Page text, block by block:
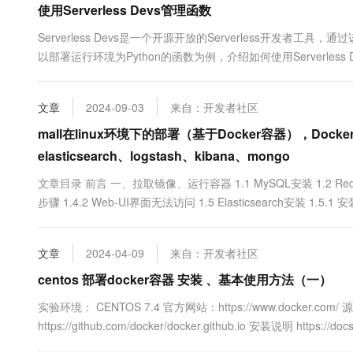
使用Serverless Devs管理函数
Serverless Devs是一个开源开放的Serverless开发者工具，通
以部署运行环境为Python的函数为例，介绍如何使用Serverless
文章 2024-09-03 来自：开发者社区
mall在linux环境下的部署（基于Docker容器），
elasticsearch、logstash、kibana、mongo
文章目录 前言 一、拉取镜像、运行容器 1.1 MySQL安装 1.2
步骤 1.4.2 Web-UI界面无法访问 1.5 Elasticsearch安装 1.5.1
文章 2024-04-09 来自：开发者社区
centos 部署docker容器 安装 、基本使用方法（一）
实验环境： CENTOS 7.4 官方网站：https://www.docker.com/
https://github.com/docker/docker.github.io 安装说明 https://
专有云